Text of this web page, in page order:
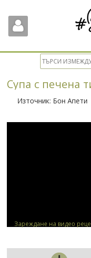
Супа с печена
Източник: Бон Апети
Зареждане на видео